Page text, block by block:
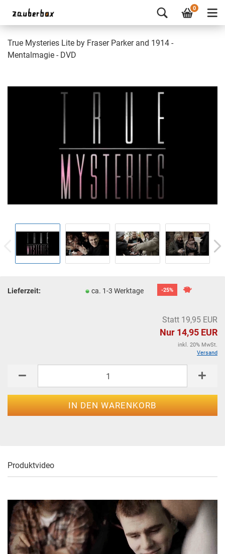
0
True Mysteries Lite by Fraser Parker and 1914 -
Mentalmagie - DVD
-25%
Lieferzeit: ca. 1-3 Werktage
Statt 19,95 EUR
Nur 14,95 EUR
inkl. 20% MwSt.
Versand
Produktvideo